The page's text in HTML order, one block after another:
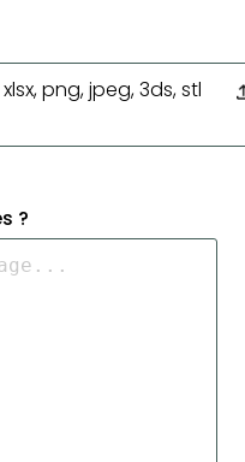
png, jpeg, 3ds, stl
?